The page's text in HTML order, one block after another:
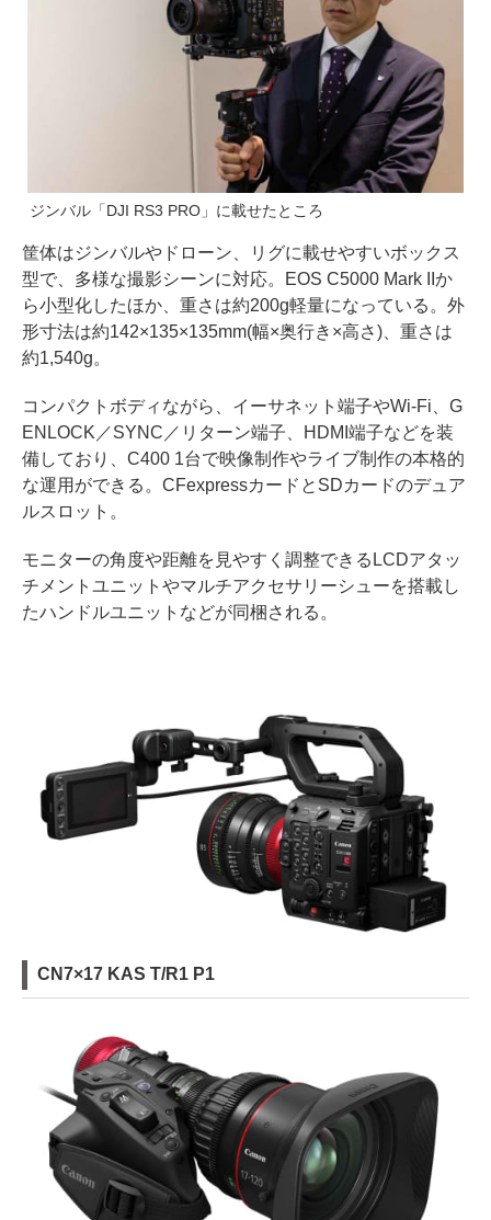
ジンバル「DJI RS3 PRO」に載せたところ
筐体はジンバルやドローン、リグに載せやすいボックス
型で、多様な撮影シーンに対応。EOS C5000 Mark IIか
ら小型化したほか、重さは約200g軽量になっている。外
形寸法は約142×135×135mm(幅×奥行き×高さ)、重さは
約1,540g。
コンパクトボディながら、イーサネット端子やWi-Fi、G
ENLOCK／SYNC／リターン端子、HDMI端子などを装
備しており、C400 1台で映像制作やライブ制作の本格的
な運用ができる。CFexpressカードとSDカードのデュア
ルスロット。
モニターの角度や距離を見やすく調整できるLCDアタッ
チメントユニットやマルチアクセサリーシューを搭載し
たハンドルユニットなどが同梱される。
CN7×17 KAS T/R1 P1